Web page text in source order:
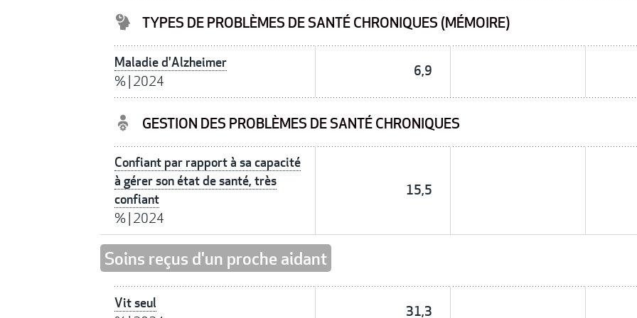
TYPES DE PROBLÈMES DE SANTÉ CHRONIQUES (MÉMOIRE)
Maladie d'Alzheimer
%| 2024
6,9
GESTION DES PROBLÈMES DE SANTÉ CHRONIQUES
Confiant par rapport à sa capacité
à gérer son état de santé, très
confiant
%| 2024
15,5
Soins reçus d'un proche aidant
Vit seul
31,3